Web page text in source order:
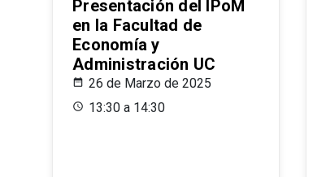
Presentación del IPoM
en la Facultad de
Economía y
Administración UC
26 de Marzo de 2025
13:30 a 14:30